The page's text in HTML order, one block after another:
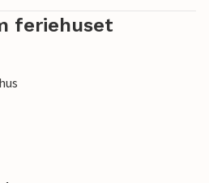
feriehuset